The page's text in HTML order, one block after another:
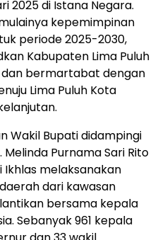
2025 di Istana Negara.
kepemimpinan
periode 2025-2030,
Kabupaten Lima Puluh
dan bermartabat dengan
Lima Puluh Kota
Wakil Bupati didampingi
Melinda Purnama Sari Rito
Ikhlas melaksanakan
dari kawasan
bersama kepala
Sebanyak 961 kepala